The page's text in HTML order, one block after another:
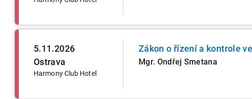
5.11.2026
Ostrava
Harmony Club Hotel
Zákon o řízení a kontrole
Mgr. Ondřej Smetana